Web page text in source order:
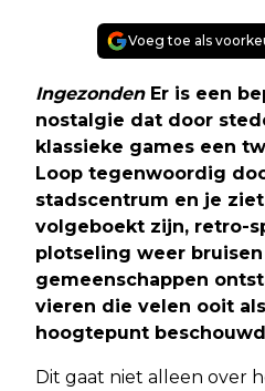
Voeg toe als
Ingezonden Er is een
nostalgie dat door
klassieke games een
Loop tegenwoordig
stadscentrum en je
volgeboekt zijn, retro-
plotseling weer
gemeenschappen
vieren die velen ooit
hoogtepunt
Dit gaat niet alleen over